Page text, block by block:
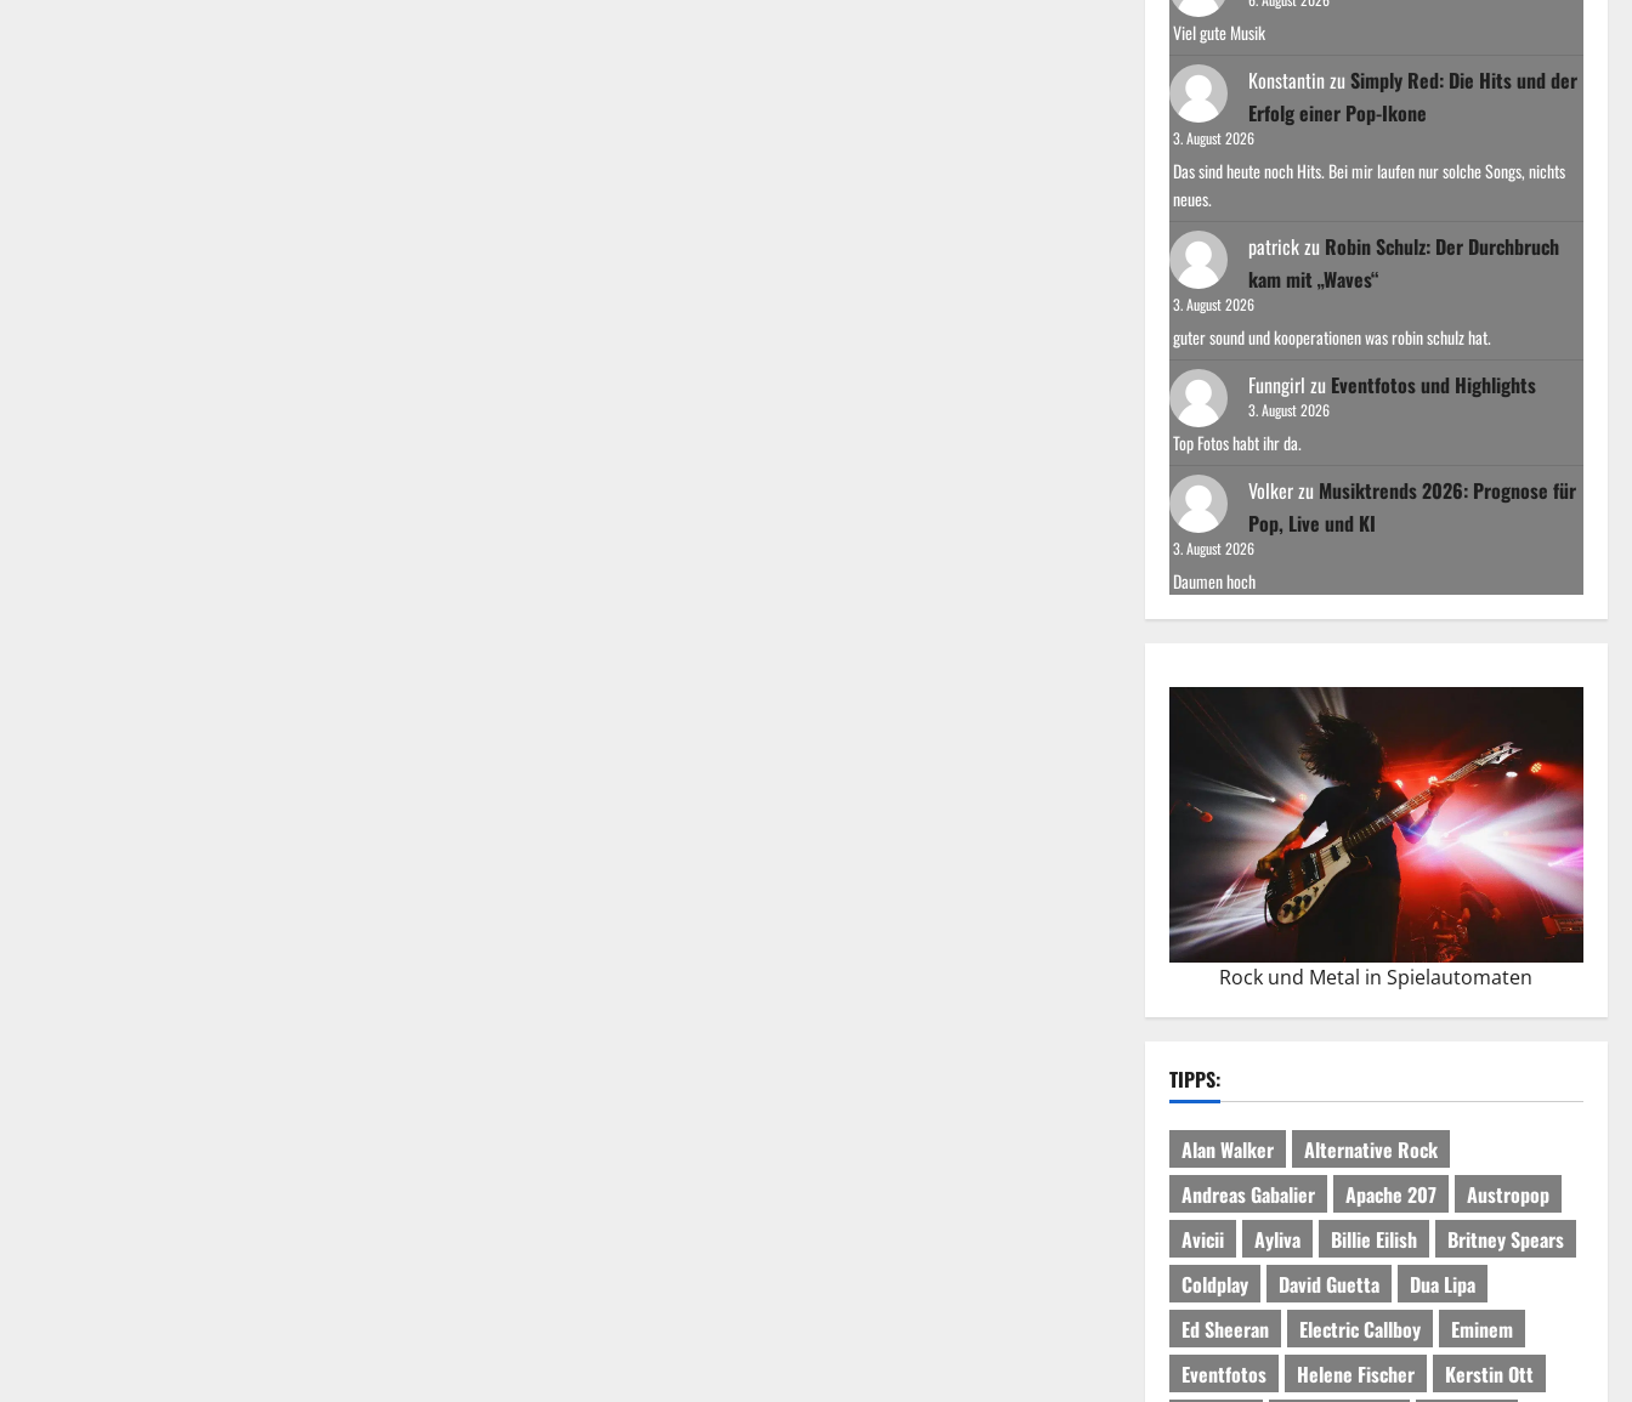
Viel gute Musik
Konstantinzu Simply Red: Die Hits und der
Erfolg einer Pop-Ikone
3. August 2026
Das sind heute noch Hits. Bei mir laufen nur solche Songs, nichts
neues.
patrickzu Robin Schulz: Der Durchbruch
kam mit „Waves“
3. August 2026
guter sound und kooperationen was robin schulz hat.
Funngirl zu Eventfotos und Highlights
3. August 2026
Top Fotos habt ihr da.
Volkerzu Musiktrends 2026: Prognose für
Pop, Live und KI
3. August 2026
Daumen hoch
Rock und Metal in Spielautomaten
TIPPS:
Alan Walker
Alternative Rock
Andreas Gabalier
Apache 207
Austropop
Avicii
Ayliva Billie Eilish
Britney Spears
Coldplay
David Guetta
Dua Lipa
Ed Sheeran
Electric Callboy
Eminem
Eventfotos
Helene Fischer
Kerstin Ott